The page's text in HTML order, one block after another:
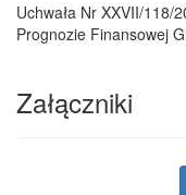
Uchwała Nr XXVII/118/
Prognozie Finansowej
Załączniki